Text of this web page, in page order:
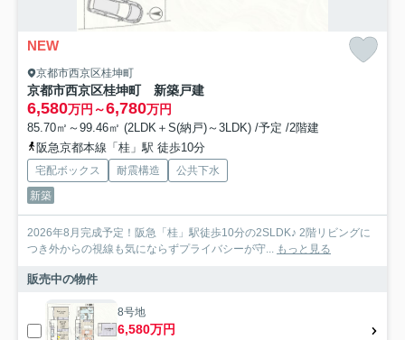
NEW
京都市西京区桂坤町
京都市西京区桂坤町 新築戸建
6,580万円～6,780万円
85.70㎡～99.46㎡ (2LDK＋S(納戸)～3LDK) /予定 /2階建
阪急京都本線「桂」駅 徒歩10分
宅配ボックス 耐震構造
公共下水
新築
2026年8月完成予定！阪急「桂」駅徒歩10分の2SLDK♪ 2階リビングに
つき外からの視線も気にならずプライバシーが守... もっと見る
販売中の物件
8号地
6,580万円